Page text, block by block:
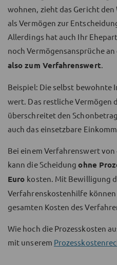
wohnen, zieht das Gericht
als Vermögen zur
Allerdings hat auch Ihr
noch Vermögensansprüche
also zum Verfahrenswert
Beispiel: Die selbst bewohnte
wert. Das restliche Vermögen
überschreitet den
auch das einsetzbare
Bei einem Verfahrenswert von
kann die Scheidungohne
Euro kosten. Mit Bewilligung
Verfahrenskostenhilfe
gesamten Kosten des
Wie hoch die Prozesskosten
mit unserem